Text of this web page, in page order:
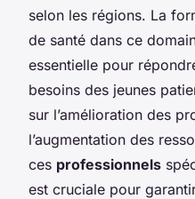
selon les régions. La
de santé dans ce
essentielle pour
besoins des jeunes
sur l’amélioration des
l’augmentation des
ces professionnels
est cruciale pour